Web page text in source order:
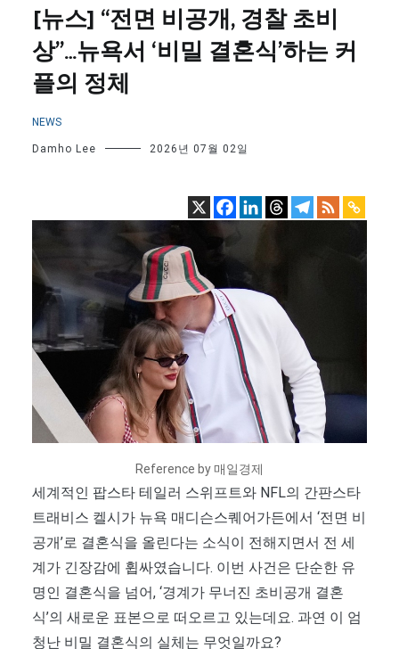
[뉴스] “전면 비공개, 경찰 초비
상”…뉴욕서 ‘비밀 결혼식’하는 커
플의 정체
NEWS
Damho Lee 2026년 07월 02일
Reference by 매일경제
세계적인 팝스타 테일러 스위프트와 NFL의 간판스타
트래비스 켈시가 뉴욕 매디슨스퀘어가든에서 ‘전면 비
공개’로 결혼식을 올린다는 소식이 전해지면서 전 세
계가 긴장감에 휩싸였습니다. 이번 사건은 단순한 유
명인 결혼식을 넘어, ‘경계가 무너진 초비공개 결혼
식’의 새로운 표본으로 떠오르고 있는데요. 과연 이 엄
청난 비밀 결혼식의 실체는 무엇일까요?